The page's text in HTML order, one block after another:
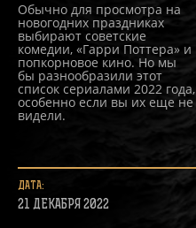
Обычно для просмотра на
новогодних праздниках
выбирают советские
комедии, «Гарри Поттера» и
попкорновое кино. Но мы
бы разнообразили этот
список сериалами 2022 года,
особенно если вы их еще не
видели.
ДАТА:
21 ДЕКАБРЯ 2022